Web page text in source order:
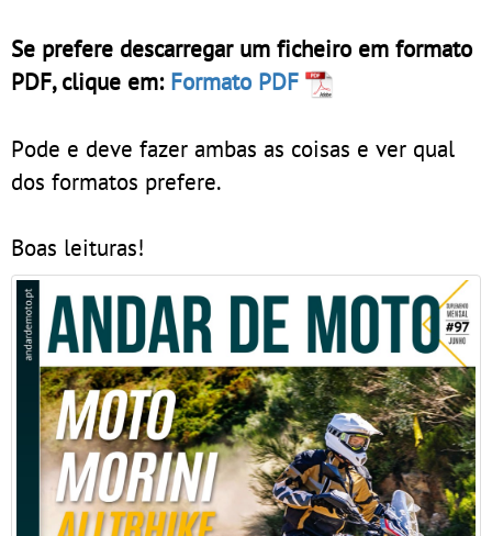
Se prefere descarregar um ficheiro em formato
PDF, clique em: Formato PDF
Pode e deve fazer ambas as coisas e ver qual
dos formatos prefere.
Boas leituras!